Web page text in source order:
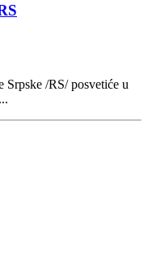
/RS/ posvetiće u